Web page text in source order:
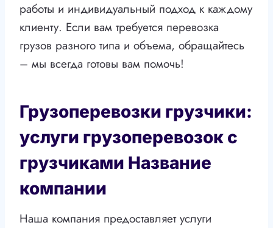
работы и индивидуальный подход к каждому
клиенту. Если вам требуется перевозка
грузов разного типа и объема, обращайтесь
– мы всегда готовы вам помочь!
Грузоперевозки грузчики:
услуги грузоперевозок с
грузчиками Название
компании
Наша компания предоставляет услуги